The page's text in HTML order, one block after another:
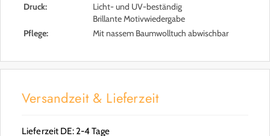
Druck:
Licht- und UV-beständig
Brillante Motivwiedergabe
Pflege:
Mit nassem Baumwolltuch abwischbar
Versandzeit & Lieferzeit
Lieferzeit DE: 2-4 Tage